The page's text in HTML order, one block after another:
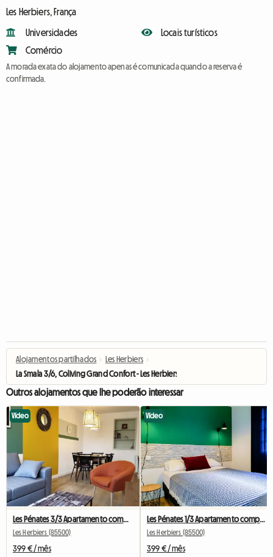
Les Herbiers, França
Universidades
Comércio
Locais turísticos
A morada exata do alojamento apenas é comunicada quando a reserva é
confirmada.
Alojamentos partilhados › Les Herbiers ›
La Smala 3/6, Coliving Grand Confort - Les Herbiers Vendée
Outros alojamentos que lhe poderão interessar
Vídeo
Les Pénates 3/3 Apartamento compartilhado de luxo em Les Herbiers - Vendée
Les Herbiers (85500)
399 € / mês
Vídeo
Les Pénates 1/3 Apartamento compartilhado em pé em Les Herbiers - Vendée
Les Herbiers (85500)
399 € / mês